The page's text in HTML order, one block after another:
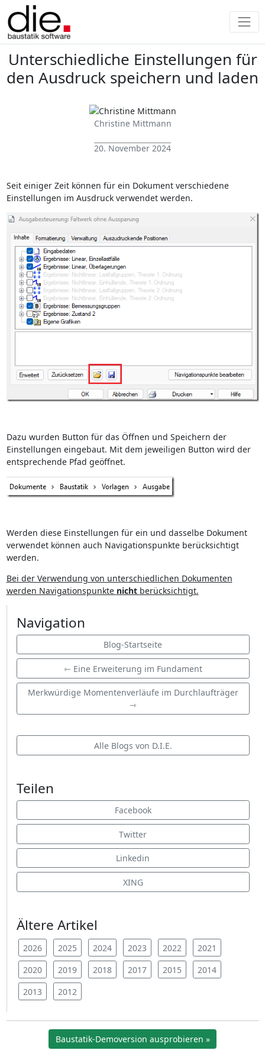
Unterschiedliche Einstellungen für
den Ausdruck speichern und laden
Christine Mittmann
20. November 2024
Seit einiger Zeit können für ein Dokument verschiedene
Einstellungen im Ausdruck verwendet werden.
Dazu wurden Button für das Öffnen und Speichern der
Einstellungen eingebaut. Mit dem jeweiligen Button wird der
entsprechende Pfad geöffnet.
Werden diese Einstellungen für ein und dasselbe Dokument
verwendet können auch Navigationspunkte berücksichtigt
werden.
Bei der Verwendung von unterschiedlichen Dokumenten
werden Navigationspunkte nicht berücksichtigt.
Navigation
Blog-Startseite
⇽ Eine Erweiterung im Fundament
Merkwürdige Momentenverläufe im Durchlaufträger
⇾
Alle Blogs von D.I.E.
Teilen
Facebook
Twitter
Linkedin
XING
Ältere Artikel
2026 2025 2024 2023 2022
2021
2020
2019 2018 2017 2015
2014
2013
2012
Baustatik-Demoversion ausprobieren »